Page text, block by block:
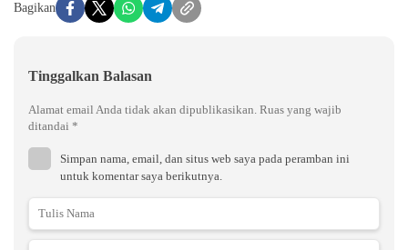
Bagikan
Tinggalkan Balasan
Alamat email Anda tidak akan dipublikasikan. Ruas yang wajib
ditandai *
Simpan nama, email, dan situs web saya pada peramban ini
untuk komentar saya berikutnya.